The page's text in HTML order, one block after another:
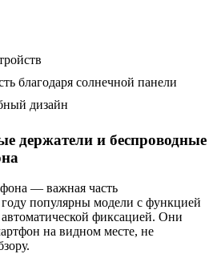
благодаря солнечной панели
дизайн
держатели и беспроводные
— важная часть
году популярны модели с функцией
фиксацией. Они
на видном месте, не